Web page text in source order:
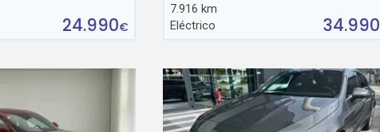
24.990€
7.916 km
Eléctrico
34.990